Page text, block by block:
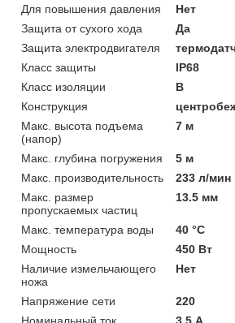
Для повышения давления
Нет
Защита от сухого хода
Да
Защита электродвигателя
Класс защиты
IP68
Класс изоляции
B
Конструкция
Макс. высота подъема
(напор)
7 м
Макс. глубина погружения
5 м
Макс. производительность
233 л/мин
Макс. размер
пропускаемых частиц
13.5 мм
Макс. температура воды
40 °C
Мощность
450 Вт
Наличие измельчающего
ножа
Нет
Напряжение сети
220
Номинальный ток
3.5 А